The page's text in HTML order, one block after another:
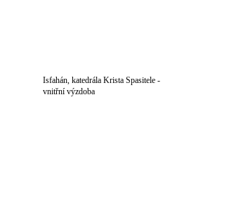
Isfahán, katedrála Krista Spasitele -
vnitřní výzdoba